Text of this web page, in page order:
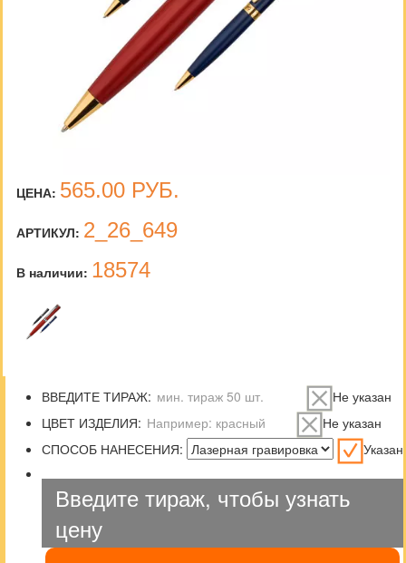
ЦЕНА: 565.00 РУБ.
АРТИКУЛ: 2_26_649
В наличии: 18574
ВВЕДИТЕ ТИРАЖ:
Не указан
ЦВЕТ ИЗДЕЛИЯ:
Не указан
СПОСОБ НАНЕСЕНИЯ:
Указан
Введите тираж, чтобы узнать
цену